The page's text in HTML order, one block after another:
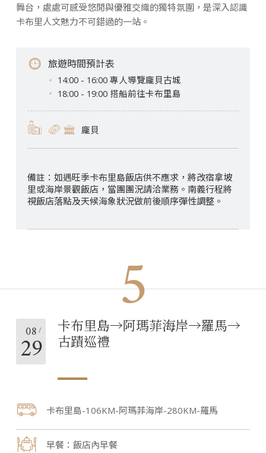
舞台，處處可感受悠閒與優雅交織的獨特氛圍，是深入認識
卡布里人文魅力不可錯過的一站。
旅遊時間預計表
14:00 - 16:00 專人導覽龐貝古城
18:00 - 19:00 搭船前往卡布里島
龐貝
如遇旺季卡布里島飯店供不應求，將改宿拿坡
里或海岸景觀飯店，當團團況請洽業務。南義行程將
視飯店落點及天候海象狀況做前後順序彈性調整。
5
08
29
卡布里島→阿瑪菲海岸→羅馬→
古蹟巡禮
卡布里島-106KM-阿瑪菲海岸-280KM-羅馬
飯店內早餐